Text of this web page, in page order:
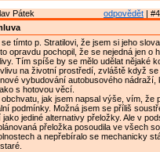
odpovědět |
Pátek
tímto p. Stratilovi, že jsem si jeho
opravdu pochopil, že se nejedná jen o
Tím spíše by se mělo udělat nějaké
na životní prostředí, zvláště když se
vybudování autobusového nádraží,
s hotovou věcí.
jak jsem napsal výše, vím, že
podmínky. Možná jsem se příliš
jediné alternativy přeložky. Ale v
přeložka posoudila ve všech
a nepřebíralo se mechanicky